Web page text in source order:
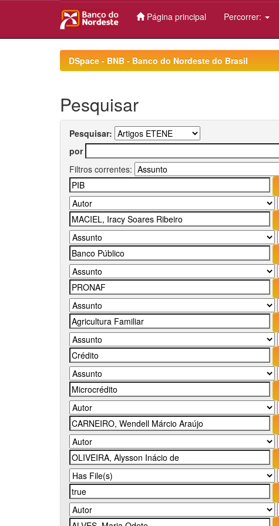
Página principal Percorrer:
DSpace - BNB - Banco do Nordeste do Brasil
Pesquisar
Pesquisar:
por
Filtros correntes: